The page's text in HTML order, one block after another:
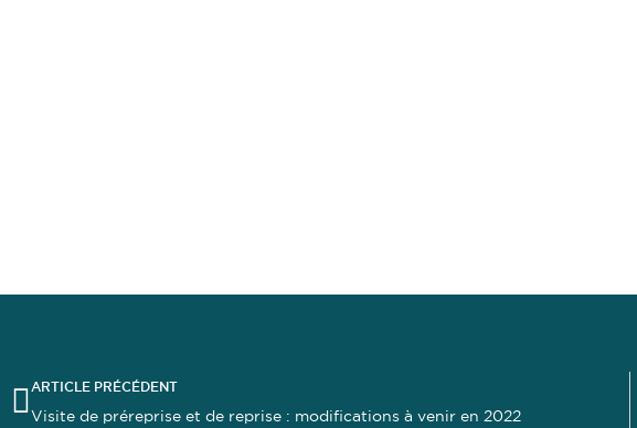
ARTICLE PRÉCÉDENT
Visite de préreprise et de reprise : modifications à venir en 2022